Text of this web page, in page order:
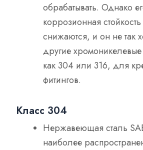
обрабатывать. Однако
коррозионная
снижаются, и он не так
другие
как 304 или 316, для
фитингов.
Класс 304
Нержавеющая сталь
наиболее